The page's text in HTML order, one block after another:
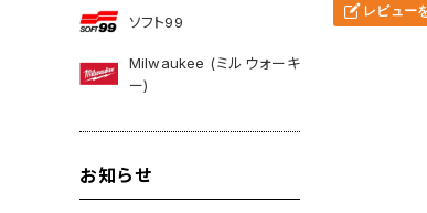
ソフト99
Milwaukee (ミルウォーキ
ー)
お知らせ
レビュー